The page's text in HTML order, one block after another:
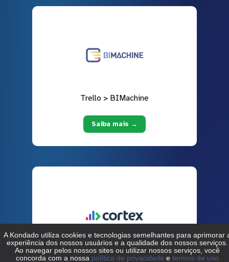
Trello > BIMachine
Saiba mais →
Trello > Cortex